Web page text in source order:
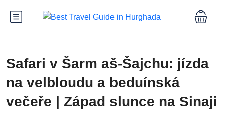
Safari v Šarm aš-Šajchu: jízda
na velbloudu a beduínská
večeře | Západ slunce na Sinaji